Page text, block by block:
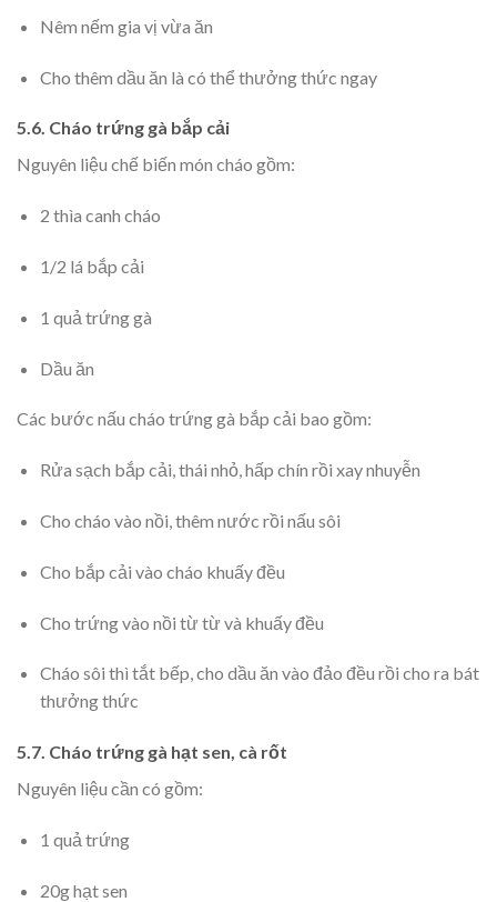
Nêm nếm gia vị vừa ăn
Cho thêm dầu ăn là có thể thưởng thức ngay
5.6. Cháo trứng gà bắp cải
Nguyên liệu chế biến món cháo gồm:
2 thìa canh cháo
1/2 lá bắp cải
1 quả trứng gà
Dầu ăn
Các bước nấu cháo trứng gà bắp cải bao gồm:
Rửa sạch bắp cải, thái nhỏ, hấp chín rồi xay nhuyễn
Cho cháo vào nồi, thêm nước rồi nấu sôi
Cho bắp cải vào cháo khuấy đều
Cho trứng vào nồi từ từ và khuấy đều
Cháo sôi thì tắt bếp, cho dầu ăn vào đảo đều rồi cho ra bát
thưởng thức
5.7. Cháo trứng gà hạt sen, cà rốt
Nguyên liệu cần có gồm:
1 quả trứng
20g hạt sen